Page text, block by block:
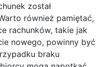
został
również pamiętać,
rachunków, takie jak
nowego, powinny być
braku